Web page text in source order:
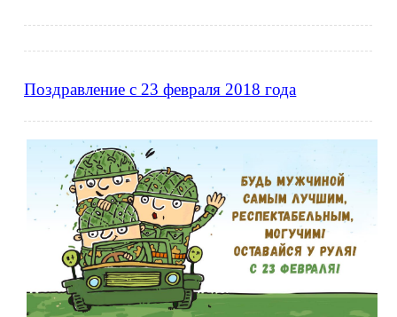
Поздравление с 23 февраля 2018 года